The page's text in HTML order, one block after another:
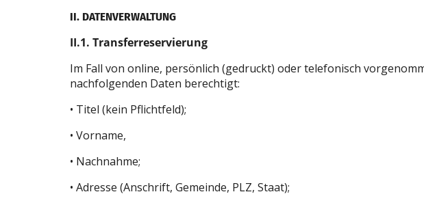
II. DATENVERWALTUNG
II.1. Transferreservierung
Im Fall von online, persönlich (gedruckt) oder telefonisch
nachfolgenden Daten berechtigt:
• Titel (kein Pflichtfeld);
• Vorname,
• Nachnahme;
• Adresse (Anschrift, Gemeinde, PLZ, Staat);